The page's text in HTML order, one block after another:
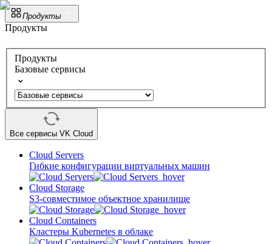
Продукты
Продукты
Продукты
Базовые сервисы
Все сервисы VK Cloud
Cloud Servers
Гибкие конфигурации виртуальных машин
Cloud Storage
S3-совместимое объектное хранилище
Cloud Containers
Кластеры Kubernetes в облаке